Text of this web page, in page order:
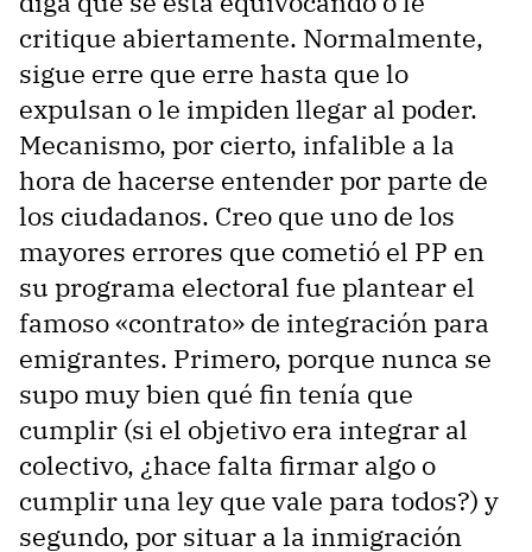
critique abiertamente. Normalmente,
sigue erre que erre hasta que lo
expulsan o le impiden llegar al poder.
Mecanismo, por cierto, infalible a la
hora de hacerse entender por parte de
los ciudadanos. Creo que uno de los
mayores errores que cometió el PP en
su programa electoral fue plantear el
famoso «contrato» de integración para
emigrantes. Primero, porque nunca se
supo muy bien qué fin tenía que
cumplir (si el objetivo era integrar al
colectivo, ¿hace falta firmar algo o
cumplir una ley que vale para todos?) y
segundo, por situar a la inmigración